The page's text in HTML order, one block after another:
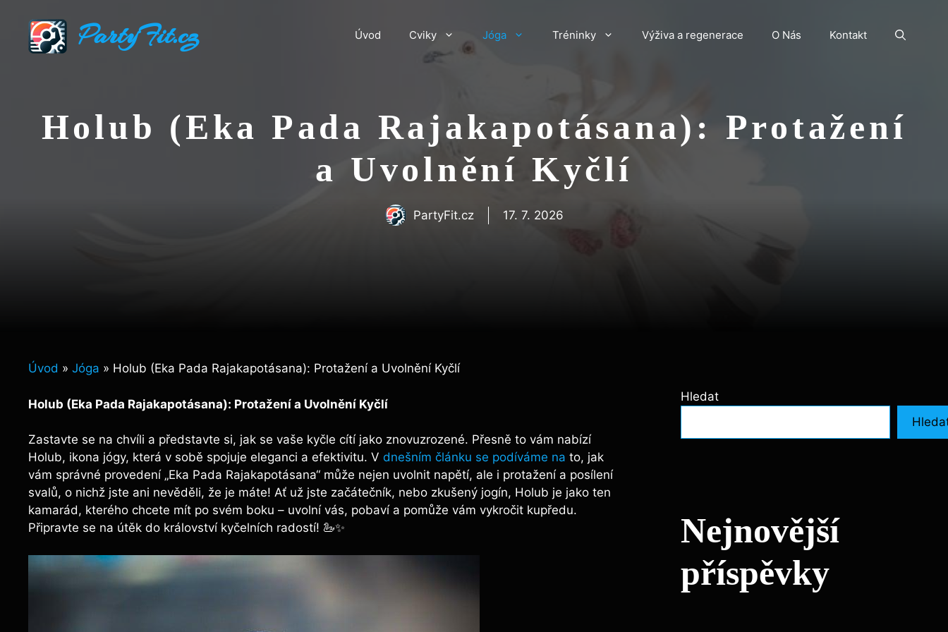
obsah
PartyFit.cz Úvod Cviky Jóga Tréninky Výživa a regenerace O Nás Kontakt
Holub (Eka Pada Rajakapotásana): Protažení
a Uvolnění Kyčlí
PartyFit.cz 17. 7. 2026
Úvod » Jóga » Holub (Eka Pada Rajakapotásana): Protažení a Uvolnění Kyčlí
Holub (Eka Pada Rajakapotásana): Protažení a Uvolnění Kyčlí
Zastavte se na chvíli a představte si, jak se vaše kyčle cítí jako znovuzrozené. Přesně to vám nabízí
Holub, ikona jógy, která v sobě spojuje eleganci a efektivitu. V dnešním článku se podíváme na to, jak
vám správné provedení „Eka Pada Rajakapotásana“ může nejen uvolnit napětí, ale i protažení a posílení
svalů, o nichž jste ani nevěděli, že je máte! Ať už jste začátečník, nebo zkušený jogín, Holub je jako ten
kamarád, kterého chcete mít po svém boku – uvolní vás, pobaví a pomůže vám vykročit kupředu.
Připravte se na útěk do království kyčelních radostí! 🦢✨
Hledat
Nejnovější
příspěvky